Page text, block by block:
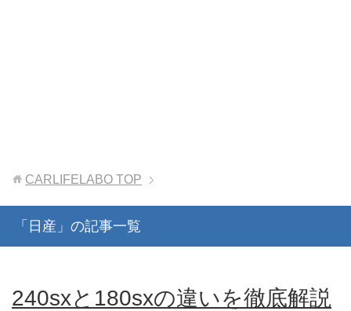
CARLIFELABO TOP
「日産」の記事一覧
240sxと180sxの違いを徹底解説